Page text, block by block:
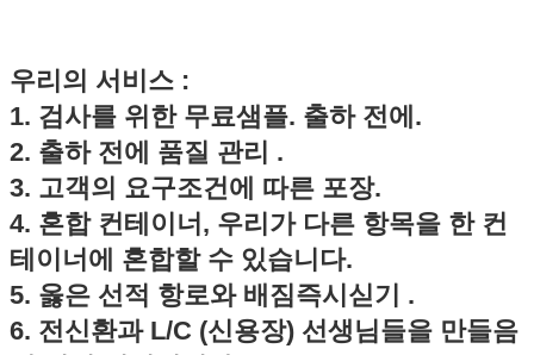
우리의 서비스 :
1. 검사를 위한 무료샘플. 출하 전에.
2. 출하 전에 품질 관리 .
3. 고객의 요구조건에 따른 포장.
4. 혼합 컨테이너, 우리가 다른 항목을 한 컨
테이너에 혼합할 수 있습니다.
5. 옳은 선적 항로와 배짐즉시싣기 .
6. 전신환과 L/C (신용장) 선생님들을 만들음